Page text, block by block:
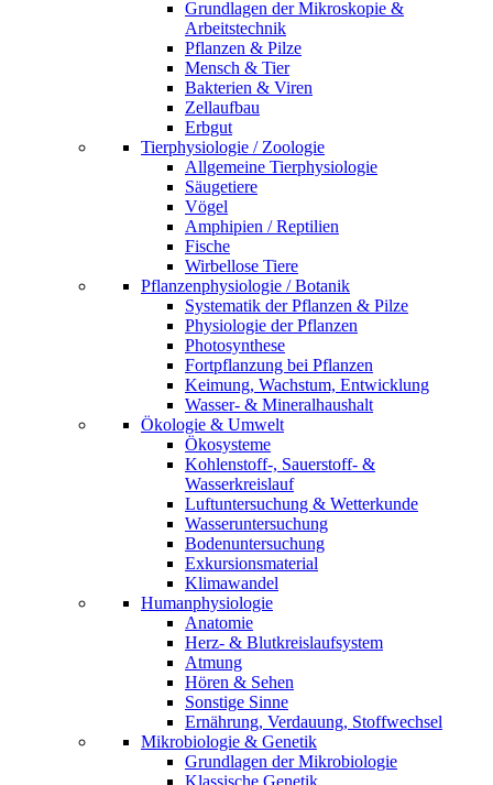
Grundlagen der Mikroskopie &
Arbeitstechnik
Pflanzen & Pilze
Mensch & Tier
Bakterien & Viren
Zellaufbau
Erbgut
Tierphysiologie / Zoologie
Allgemeine Tierphysiologie
Säugetiere
Vögel
Amphipien / Reptilien
Fische
Wirbellose Tiere
Pflanzenphysiologie / Botanik
Systematik der Pflanzen & Pilze
Physiologie der Pflanzen
Photosynthese
Fortpflanzung bei Pflanzen
Keimung, Wachstum, Entwicklung
Wasser- & Mineralhaushalt
Ökologie & Umwelt
Ökosysteme
Kohlenstoff-, Sauerstoff- &
Wasserkreislauf
Luftuntersuchung & Wetterkunde
Wasseruntersuchung
Bodenuntersuchung
Exkursionsmaterial
Klimawandel
Humanphysiologie
Anatomie
Herz- & Blutkreislaufsystem
Atmung
Hören & Sehen
Sonstige Sinne
Ernährung, Verdauung, Stoffwechsel
Mikrobiologie & Genetik
Grundlagen der Mikrobiologie
Klassische Genetik